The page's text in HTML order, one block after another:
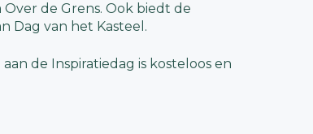
de Grens. Ook biedt de
Dag van het Kasteel.
de Inspiratiedag is kosteloos en